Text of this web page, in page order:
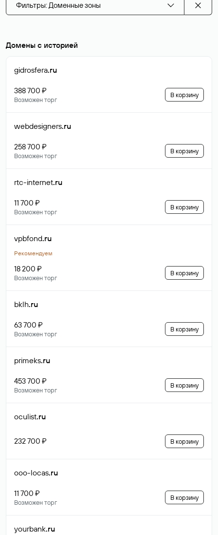
Фильтры: Доменные зоны
Домены с историей
gidrosfera.ru
388 700 ₽
Возможен торг
В корзину
webdesigners.ru
258 700 ₽
Возможен торг
В корзину
rtc-internet.ru
11 700 ₽
Возможен торг
В корзину
vpbfond.ru
Рекомендуем
18 200 ₽
Возможен торг
В корзину
bklh.ru
63 700 ₽
Возможен торг
В корзину
primeks.ru
453 700 ₽
Возможен торг
В корзину
oculist.ru
232 700 ₽ В корзину
ooo-locas.ru
11 700 ₽
Возможен торг
В корзину
yourbank.ru